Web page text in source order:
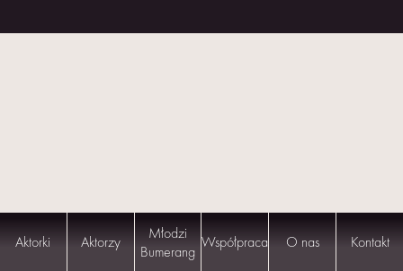
Aktorki Aktorzy
Młodzi
Bumerang Współpraca O nas Kontakt